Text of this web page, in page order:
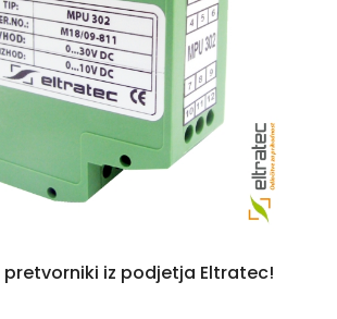
pretvorniki iz podjetja Eltratec!